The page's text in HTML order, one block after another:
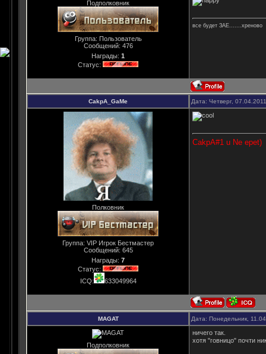
Подполковник
Группа: Пользователь
Сообщений: 476
Награды: 1
Статус:
все будет ЗАЕ.......хреново
CakpA_GaMe Дата: Четверг,
Полковник
Группа: VIP Игрок Бестмастер
Сообщений: 645
Награды: 7
Статус:
ICQ:
633049964
CakpA#1 u Ne epet)
MAGAT Дата: Понедельник,
Подполковник
ничего так.
хотя "говницо" почти